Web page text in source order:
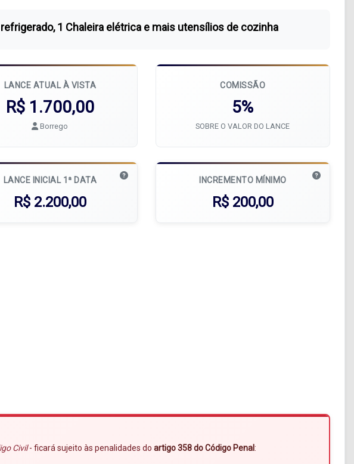
1 Chaleira elétrica e mais utensílios de cozinha
LANCE ATUAL À VISTA
R$ 1.700,00
Borrego
COMISSÃO
5%
SOBRE O VALOR DO LANCE
LANCE INICIAL 1ª DATA
R$ 2.200,00
INCREMENTO MÍNIMO
R$ 200,00
Civil- ficará sujeito às penalidades do artigo 358 do Código Penal: